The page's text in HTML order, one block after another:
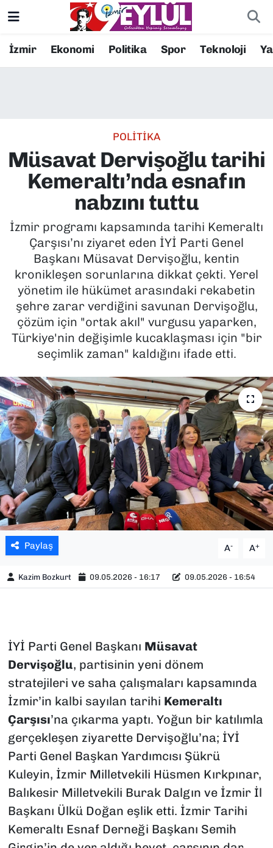
İzmir Ekonomi Politika Spor Teknoloji
POLİTİKA
Müsavat Dervişoğlu tarihi
Kemeraltı’nda esnafın
nabzını tuttu
İzmir programı kapsamında tarihi Kemeraltı
Çarşısı’nı ziyaret eden İYİ Parti Genel
Başkanı Müsavat Dervişoğlu, kentin
kronikleşen sorunlarına dikkat çekti. Yerel
yönetim ile hükümet arasındaki rekabetin
şehre zarar verdiğini savunan Dervişoğlu,
çözüm için "ortak akıl" vurgusu yaparken,
Türkiye'nin değişimle kucaklaşması için "bir
seçimlik zaman" kaldığını ifade etti.
Paylaş A- A+
Kazim Bozkurt 09.05.2026 - 16:17 09.05.2026 - 16:54
İYİ Parti Genel Başkanı Müsavat
Dervişoğlu, partisinin yeni dönem
stratejileri ve saha çalışmaları kapsamında
İzmir’in kalbi sayılan tarihi Kemeraltı
Çarşısı’na çıkarma yaptı. Yoğun bir katılımla
gerçekleşen ziyarette Dervişoğlu’na; İYİ
Parti Genel Başkan Yardımcısı Şükrü
Kuleyin, İzmir Milletvekili Hüsmen Kırkpınar,
Balıkesir Milletvekili Burak Dalgın ve İzmir İl
Başkanı Ülkü Doğan eşlik etti. İzmir Tarihi
Kemeraltı Esnaf Derneği Başkanı Semih
Resmi İlanlar
EKONOMİ
KÜLTÜR SANAT
MAGAZİN
POLİTİKA
SAĞLIK
SPOR
TEKNOLOJİ
YAŞAM
YEREL YÖNETİMLER
Konak Nöbetçi Eczaneler
Süper Lig Puan Durumu ve Fikstür
Tüm Manşetler
Son Dakika Haberleri
Haber Arşivi